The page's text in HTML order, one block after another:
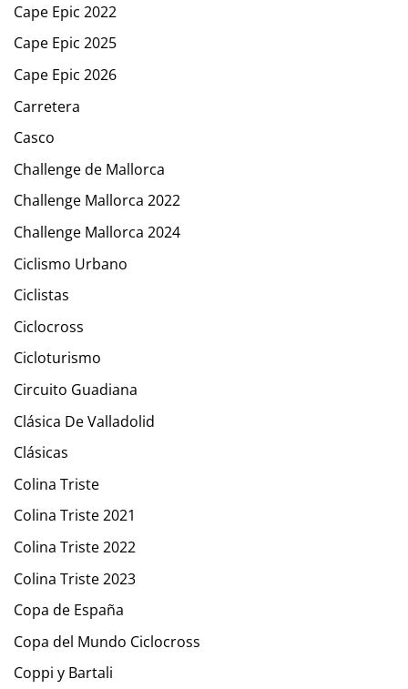
Cape Epic 2022
Cape Epic 2025
Cape Epic 2026
Carretera
Casco
Challenge de Mallorca
Challenge Mallorca 2022
Challenge Mallorca 2024
Ciclismo Urbano
Ciclistas
Ciclocross
Cicloturismo
Circuito Guadiana
Clásica De Valladolid
Clásicas
Colina Triste
Colina Triste 2021
Colina Triste 2022
Colina Triste 2023
Copa de España
Copa del Mundo Ciclocross
Coppi y Bartali